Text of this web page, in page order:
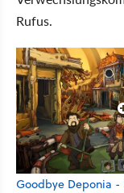
Rufus.
Goodbye Deponia -